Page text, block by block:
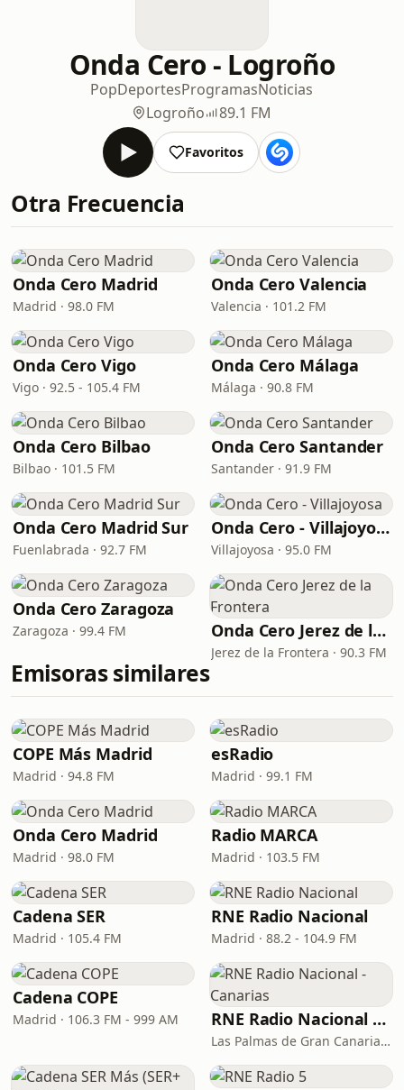
Onda Cero - Logroño
PopDeportesProgramasNoticias
Logroño
89.1 FM
Favoritos
Otra Frecuencia
Onda Cero Madrid
Madrid · 98.0 FM
Onda Cero Valencia
Valencia · 101.2 FM
Onda Cero Vigo
Vigo · 92.5 - 105.4 FM
Onda Cero Málaga
Málaga · 90.8 FM
Onda Cero Bilbao
Bilbao · 101.5 FM
Onda Cero Santander
Santander · 91.9 FM
Onda Cero Madrid Sur
Fuenlabrada · 92.7 FM
Onda Cero - Villajoyosa
Villajoyosa · 95.0 FM
Onda Cero Zaragoza
Zaragoza · 99.4 FM Onda Cero Jerez de la Frontera
Jerez de la Frontera · 90.3 FM
Emisoras similares
COPE Más Madrid
Madrid · 94.8 FM
esRadio
Madrid · 99.1 FM
Onda Cero Madrid
Madrid · 98.0 FM
Radio MARCA
Madrid · 103.5 FM
Cadena SER
Madrid · 105.4 FM
RNE Radio Nacional
Madrid · 88.2 - 104.9 FM
Cadena COPE
Madrid · 106.3 FM - 999 AM RNE Radio Nacional - Canarias
Las Palmas de Gran Canaria · 92.8 FM